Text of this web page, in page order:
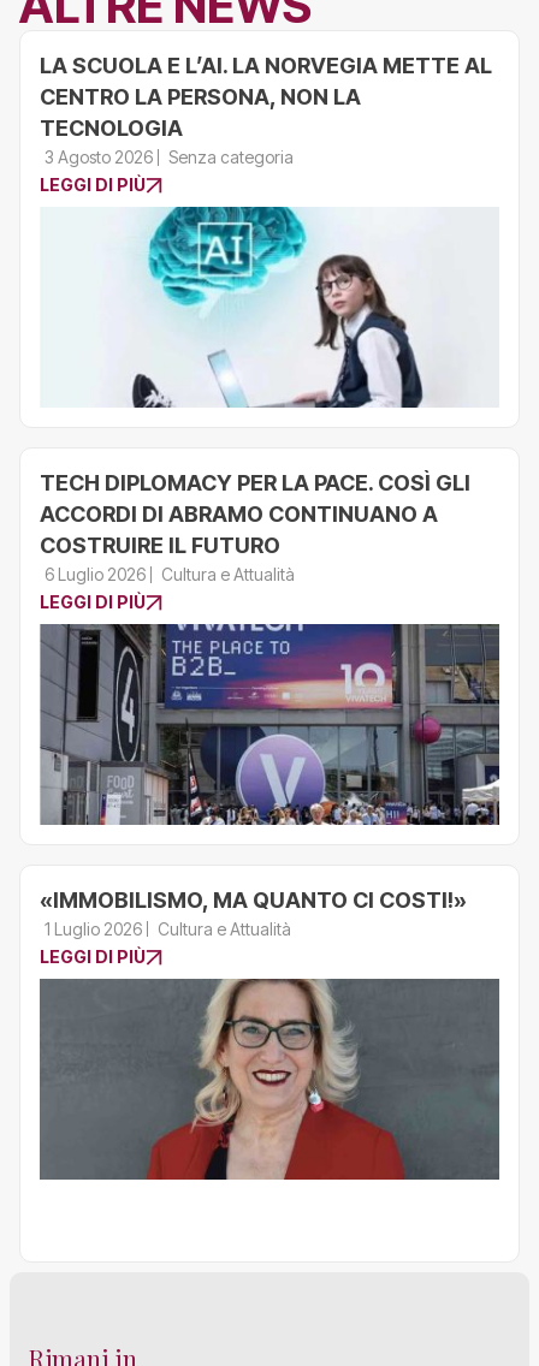
LA SCUOLA E L’AI. LA NORVEGIA METTE AL
CENTRO LA PERSONA, NON LA
TECNOLOGIA
3 Agosto 2026
Senza categoria
LEGGI DI PIÙ
TECH DIPLOMACY PER LA PACE. COSÌ GLI
ACCORDI DI ABRAMO CONTINUANO A
COSTRUIRE IL FUTURO
6 Luglio 2026
Cultura e Attualità
LEGGI DI PIÙ
«IMMOBILISMO, MA QUANTO CI COSTI!»
1 Luglio 2026
Cultura e Attualità
LEGGI DI PIÙ
Rimani in